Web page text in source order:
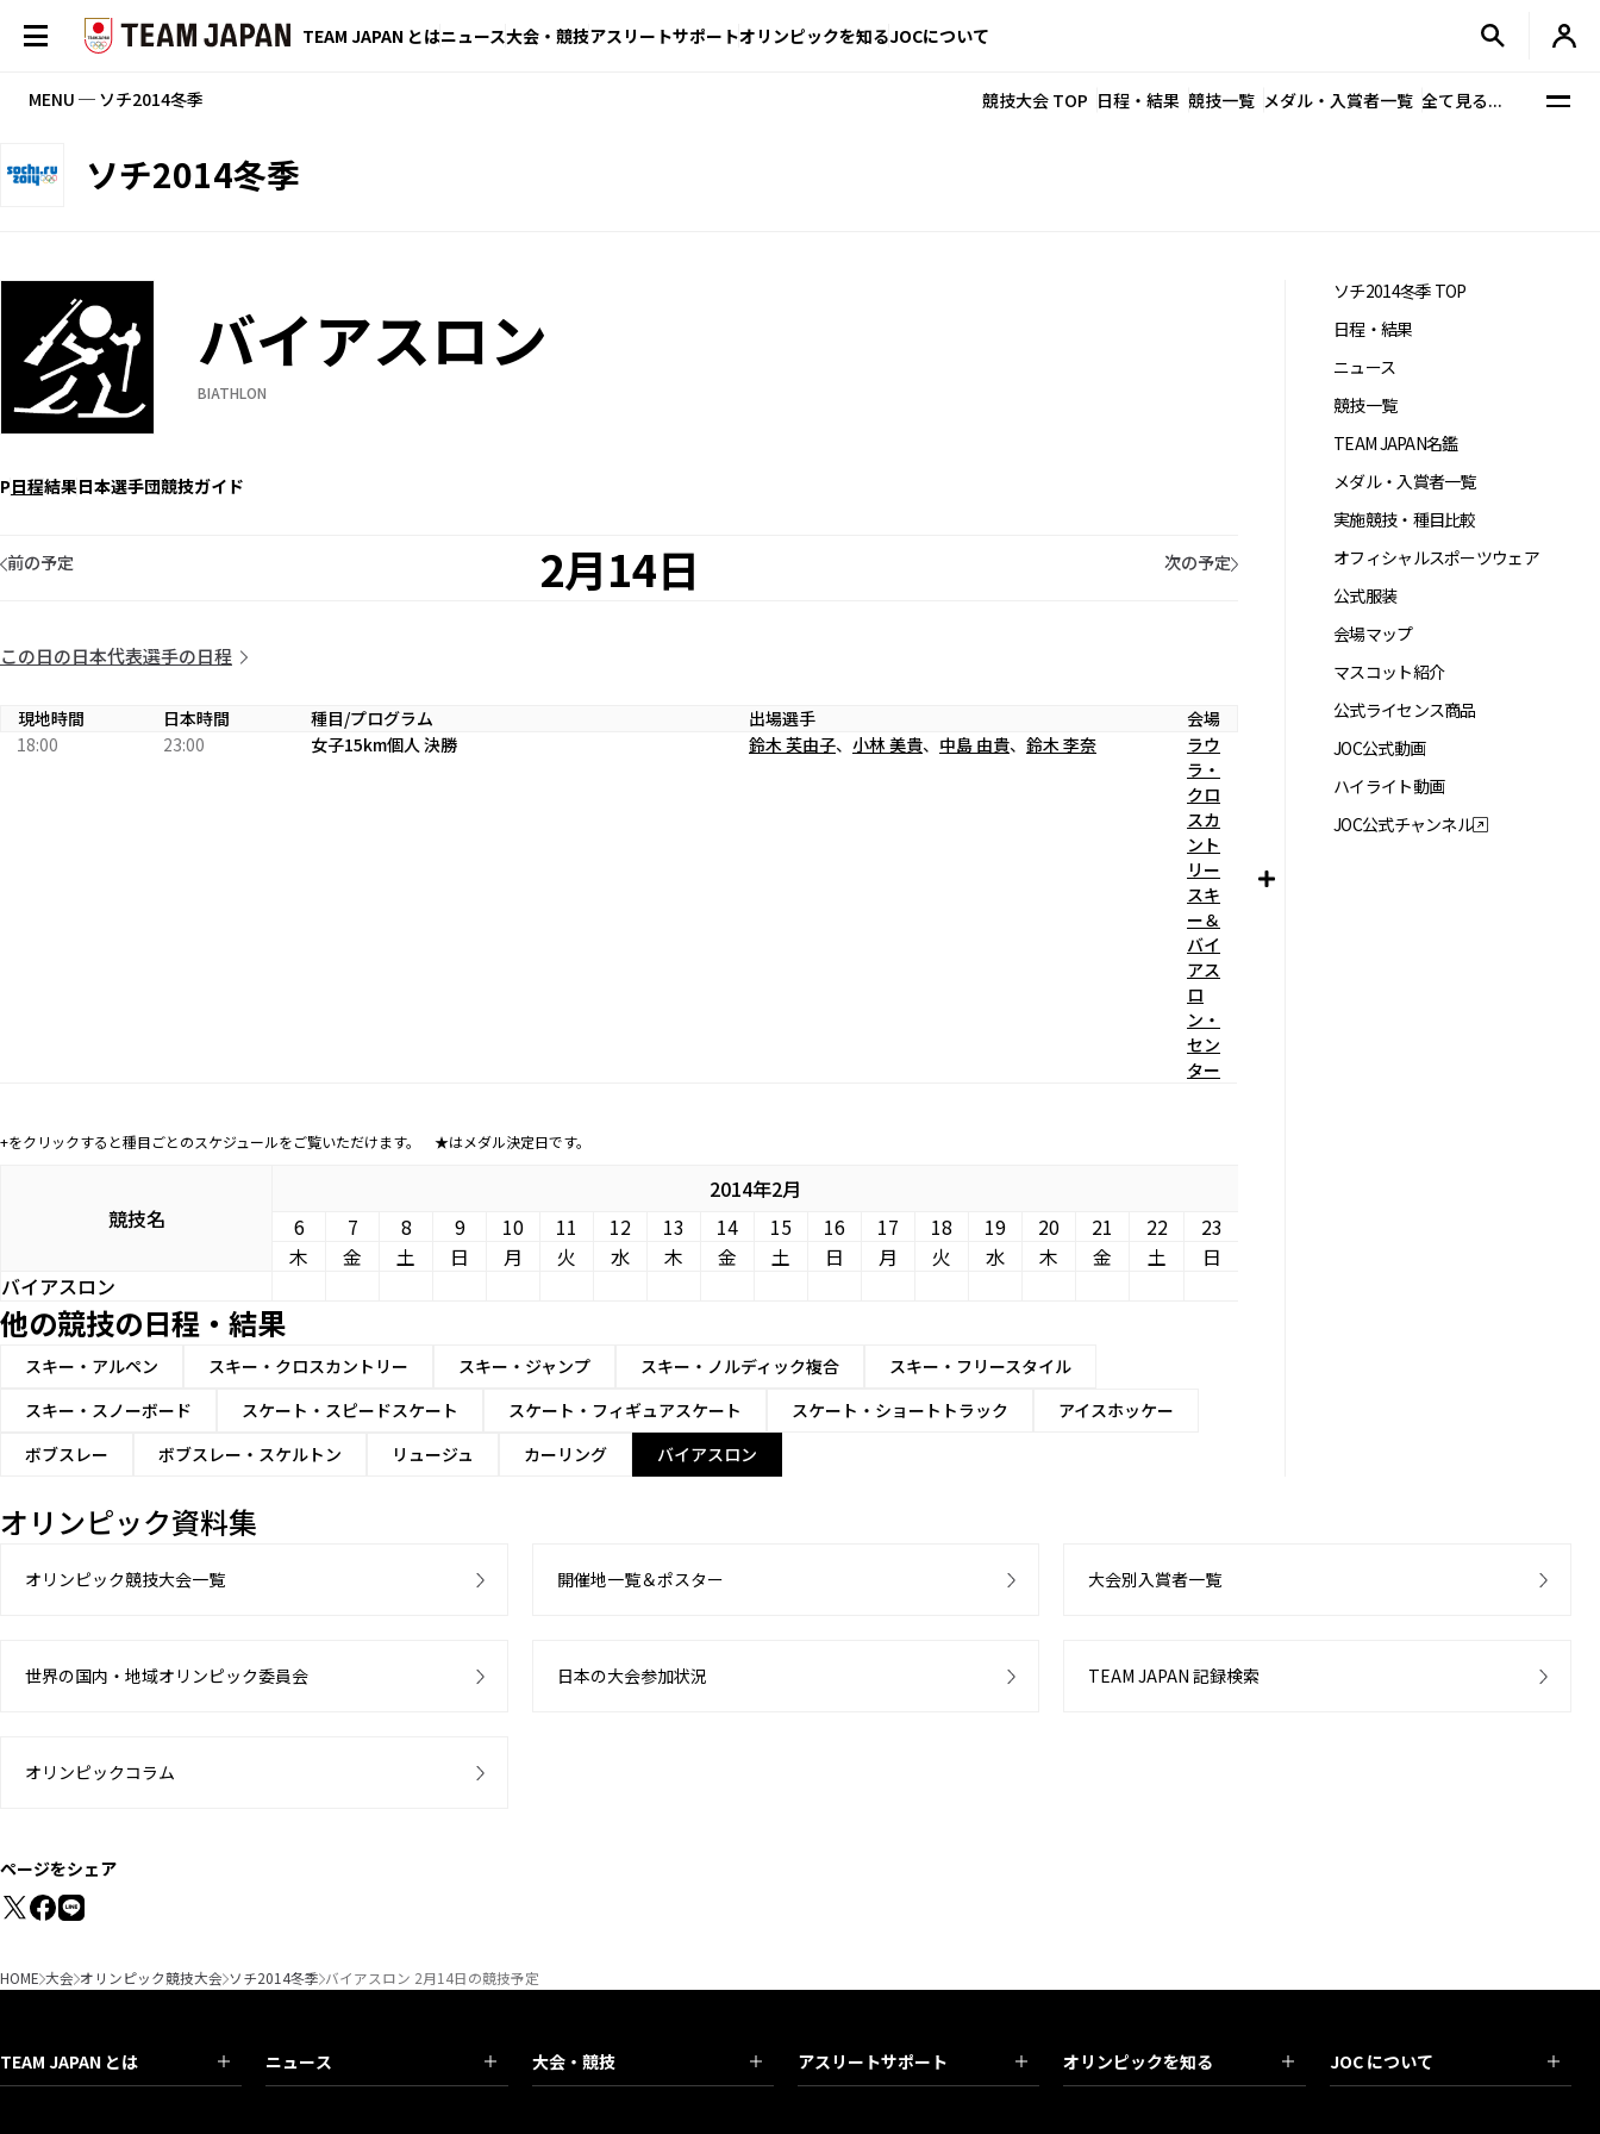
TEAM JAPAN とはニュース大会・競技アスリートサポートオリンピックを知るJOCについて
MENU ─ ソチ2014冬季 競技大会 TOP 日程・結果 競技一覧 メダル・入賞者一覧 全て見る...
ソチ2014冬季
バイアスロン
BIATHLON
日程結果日本選手団競技ガイド
2月14日
前の予定 次の予定
この日の日本代表選手の日程
現地時間 日本時間 種目/プログラム 出場選手
会場
18:00
23:00 女子15km個人 決勝 鈴木 芙由子、 小林 美貴、 中島 由貴、 鈴木 李奈
ラウ
ラ・
クロ
スカ
ント
リー
スキ
ー＆
バイ
アス
ロ
ン・
セン
ター
+をクリックすると種目ごとのスケジュールをご覧いただけます。 ★はメダル決定日です。
競技名
2014年2月
6
7 8 9 10 11 12 13 14 15 16 17 18 19 20 21 22
23
木
金 土 日 月 火 水 木 金 土 日 月 火 水 木 金 土
日
バイアスロン
他の競技の日程・結果
スキー・アルペン スキー・クロスカントリー スキー・ジャンプ スキー・ノルディック複合
スキー・フリースタイル
スキー・スノーボード
スケート・スピードスケート スケート・フィギュアスケート スケート・ショートトラック
アイスホッケー
ボブスレー
ボブスレー・スケルトン リュージュ カーリング バイアスロン
ソチ2014冬季 TOP
日程・結果
ニュース
競技一覧
TEAM JAPAN名鑑
メダル・入賞者一覧
実施競技・種目比較
オフィシャルスポーツウェア
公式服装
会場マップ
マスコット紹介
公式ライセンス商品
JOC公式動画
ハイライト動画
JOC公式チャンネル
オリンピック資料集
オリンピック競技大会一覧 開催地一覧＆ポスター 大会別入賞者一覧
世界の国内・地域オリンピック委員会 日本の大会参加状況 TEAM JAPAN 記録検索
オリンピックコラム
ページをシェア
HOME 大会 オリンピック競技大会 ソチ2014冬季 バイアスロン 2月14日の競技予定
TEAM JAPAN とは ニュース 大会・競技 アスリートサポート オリンピックを知る JOC について